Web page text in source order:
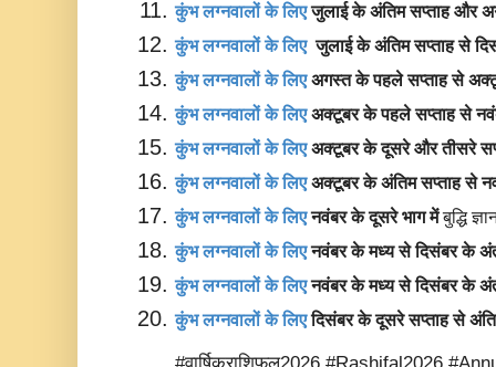
कुंभ लग्नवालों के लिए जुलाई के अंतिम सप्ताह और
कुंभ लग्नवालों के लिए जुलाई के अंतिम सप्ताह से
कुंभ लग्नवालों के लिए अगस्त के पहले सप्ताह से
कुंभ लग्नवालों के लिए अक्टूबर के पहले सप्ताह से
कुंभ लग्नवालों के लिए अक्टूबर के दूसरे और तीसरे
कुंभ लग्नवालों के लिए अक्टूबर के अंतिम सप्ताह से
कुंभ लग्नवालों के लिए नवंबर के दूसरे भाग में बुद्धि
कुंभ लग्नवालों के लिए नवंबर के मध्य से दिसंबर के
कुंभ लग्नवालों के लिए नवंबर के मध्य से दिसंबर के
कुंभ लग्नवालों के लिए दिसंबर के दूसरे सप्ताह से